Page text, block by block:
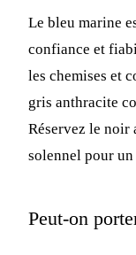
Le bleu marine
confiance et
les chemises et
gris anthracite
Réservez le noir
solennel pour
Peut-on